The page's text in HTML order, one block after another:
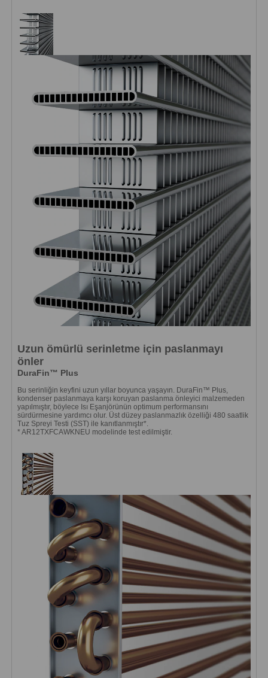
Uzun ömürlü serinletme için paslanmayı
önler
DuraFin™ Plus
Bu serinliğin keyfini uzun yıllar boyunca yaşayın. DuraFin™ Plus,
kondenser paslanmaya karşı koruyan paslanma önleyici malzemeden
yapılmıştır, böylece Isı Eşanjörünün optimum performansını
sürdürmesine yardımcı olur. Üst düzey paslanmazlık özelliği 480 saatlik
Tuz Spreyi Testi (SST) ile kanıtlanmıştır*.
* AR12TXFCAWKNEU modelinde test edilmiştir.